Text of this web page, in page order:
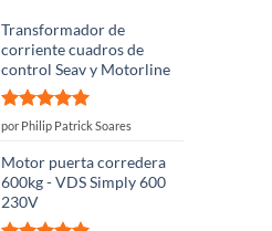
Transformador de
corriente cuadros de
control Seav y Motorline
Valorado
por Philip Patrick Soares
Motor puerta corredera
600kg - VDS Simply 600
230V